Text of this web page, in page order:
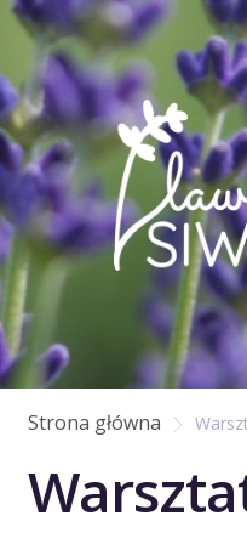
Skip
to
navigation
Skip
to
content
Strona główna